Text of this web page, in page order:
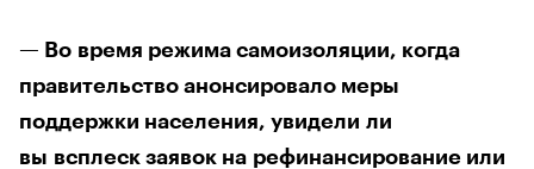
— Во время режима самоизоляции, когда
правительство анонсировало меры
поддержки населения, увидели ли
вы всплеск заявок на рефинансирование или